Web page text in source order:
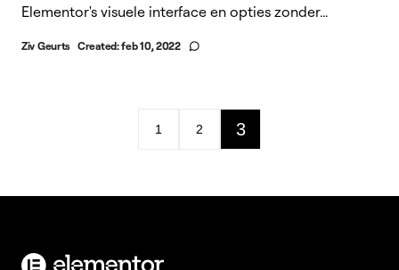
Elementor's visuele interface en opties zonder...
Ziv Geurts Created:feb 10, 2022
1 2 3